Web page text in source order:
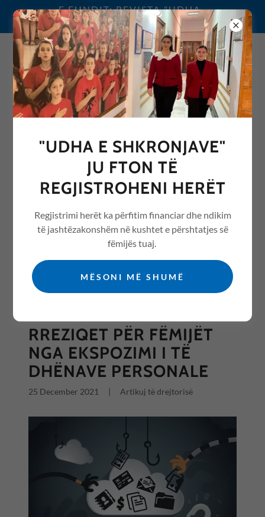
E FUNDIT: REVISTA "UDHA
E SHKRONJAVE" 2026
0692076068
REVISTA "UDHA E
SHKRONJAVE" ME ARTIKUJ
NGA ARSIMI /EDUCATION
All Posts
RREZIQET PËR FËMIJËT
NGA EKSPOZIMI I TË
DHËNAVE PERSONALE
25 December 2021 Artikuj të drejtorisë
"UDHA E SHKRONJAVE"
JU FTON TË
REGJISTROHENI HERËT
Regjistrimi herët ka përfitim financiar dhe ndikim
të jashtëzakonshëm në kushtet e përshtatjes së
fëmijës tuaj.
MËSONI MË SHUMË